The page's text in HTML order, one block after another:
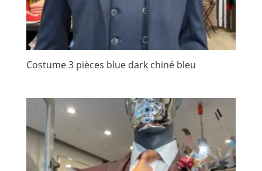
Costume 3 pièces blue dark chiné bleu